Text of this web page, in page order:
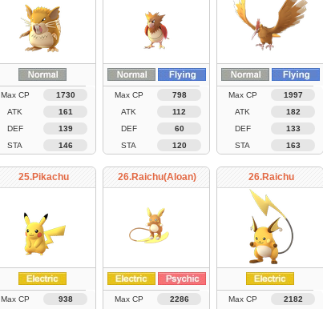
Max CP
1730
ATK
161
DEF
139
STA
146
Max CP
798
ATK
112
DEF
60
STA
120
Max CP
1997
ATK
182
DEF
133
STA
163
25.Pikachu
Max CP
938
26.Raichu(Aloan)
Max CP
2286
26.Raichu
Max CP
2182